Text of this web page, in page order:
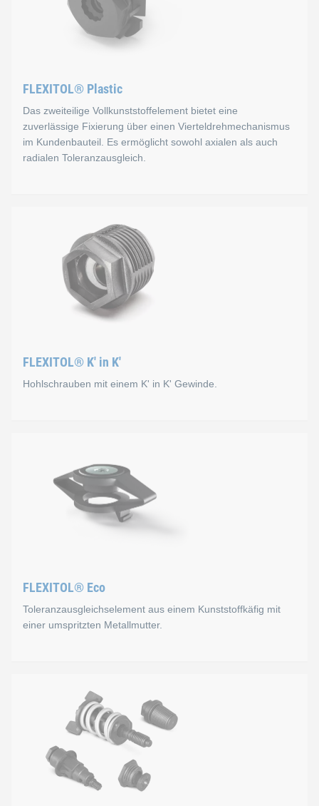
Durch den modularen Aufbau ist eine Modifikation von
Um eine möglichst hohe Kraftübertragung zu
FLEXITOL® Plastic
Das zweiteilige Vollkunststoffelement bietet eine
zuverlässige Fixierung über einen Vierteldrehmechanismus
im Kundenbauteil. Es ermöglicht sowohl axialen als auch
radialen Toleranzausgleich.
Das zweiteilige Vollkunststoffelement bietet eine
FLEXITOL® K' in K'
Hohlschrauben mit einem K' in K' Gewinde.
Bei den sogenannten Hohlschrauben ist die Funktion des K'
K' in K' Gewinde schneidet sich selbst sein
FLEXITOL® Eco
Toleranzausgleichselement aus einem Kunststoffkäfig mit
einer umspritzten Metallmutter.
Der FLEXITOL® Eco besteht aus einem Kunststoffkäfig
Aufgrund der Clipgeometrie im unteren Bereich der
Eine mögliche Anwendung ist die Befestigung von